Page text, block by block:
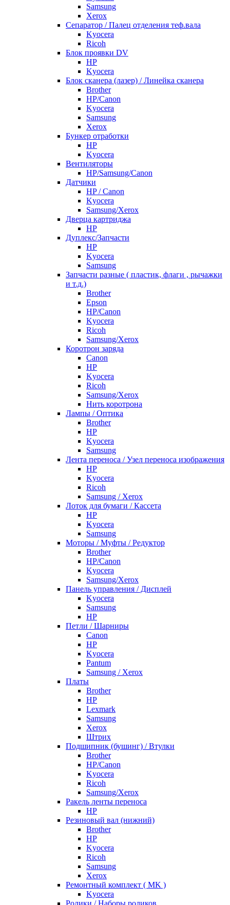
Samsung
Xerox
Cепаратор / Палец отделения теф.вала
Kyocera
Ricoh
Блок проявки DV
HP
Kyocera
Блок сканера (лазер) / Линейка сканера
Brother
HP/Canon
Kyocera
Samsung
Xerox
Бункер отработки
HP
Kyocera
Вентиляторы
HP/Samsung/Canon
Датчики
HP / Canon
Kyocera
Samsung/Xerox
Дверца картриджа
HP
Дуплекс/Запчасти
HP
Kyocera
Samsung
Запчасти разные ( пластик, флаги , рычажки
и т.д.)
Brother
Epson
HP/Canon
Kyocera
Ricoh
Samsung/Xerox
Коротрон заряда
Canon
HP
Kyocera
Ricoh
Samsung/Xerox
Нить коротрона
Лампы / Оптика
Brother
HP
Kyocera
Samsung
Лента переноса / Узел переноса изображения
HP
Kyocera
Ricoh
Samsung / Xerox
Лоток для бумаги / Кассета
HP
Kyocera
Samsung
Моторы / Муфты / Редуктор
Brother
HP/Canon
Kyocera
Samsung/Xerox
Панель управления / Дисплей
Kyocera
Samsung
НР
Петли / Шарниры
Canon
HP
Kyocera
Pantum
Samsung / Xerox
Платы
Brother
HP
Lexmark
Samsung
Xerox
Штрих
Подшипник (бушинг) / Втулки
Brother
HP/Canon
Kyocera
Ricoh
Samsung/Xerox
Ракель ленты переноса
HP
Резиновый вал (нижний)
Brother
HP
Kyocera
Ricoh
Samsung
Xerox
Ремонтный комплект ( MK )
Kyocera
Ролики / Наборы роликов